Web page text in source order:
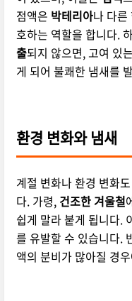
점액은 박테리아나 다른
호하는 역할을 합니다.
출되지 않으면, 고여 있
게 되어 불쾌한 냄새를
환경 변화와 냄새
계절 변화나 환경 변화
다. 가령, 건조한 겨울철
쉽게 말라 붙게 됩니다.
를 유발할 수 있습니다.
액의 분비가 많아질 경